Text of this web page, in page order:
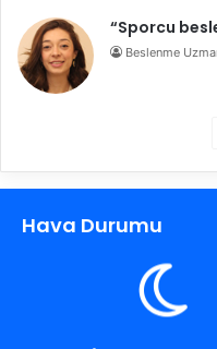
“Sporcu
Beslenme
Hava Durumu